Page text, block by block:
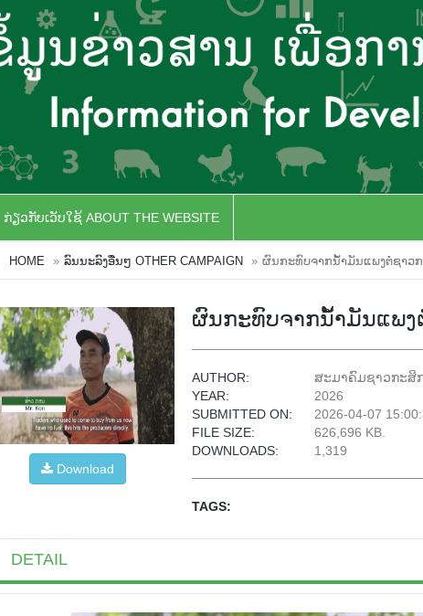
ກ່ຽວກັບເວັບໃຊ້ ABOUT THE WEBSITE
HOME ລົນນະລົງອື່ນໆ OTHER CAMPAIGN ຜົນກະທົບຈາກນັໍ້າມັນແພງຕໍ່ຊາວ
Download
ຜົນກະທົບຈາກນັໍ້າມັນແພ
AUTHOR:
ສະມາຄົມຊາວກະສິ
YEAR:
2026
SUBMITTED ON:
2026-04-07
FILE SIZE:
626,696 KB.
DOWNLOADS:
1,319
TAGS:
DETAIL